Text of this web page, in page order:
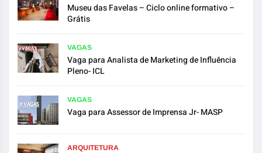
Museu das Favelas – Ciclo online formativo –
Grátis
VAGAS
Vaga para Analista de Marketing de Influência
Pleno- ICL
VAGAS
Vaga para Assessor de Imprensa Jr- MASP
ARQUITETURA